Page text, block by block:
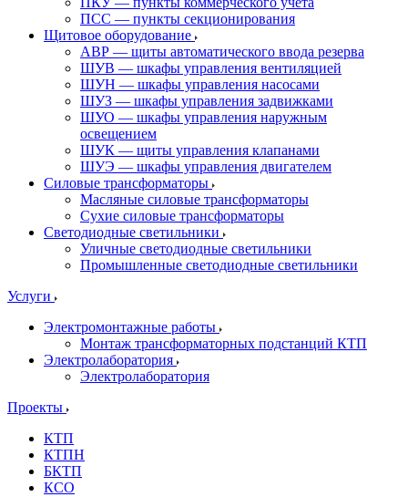
ПСС — пункты секционирования
Щитовое оборудование
АВР — щиты автоматического ввода резерва
ШУВ — шкафы управления вентиляцией
ШУН — шкафы управления насосами
ШУЗ — шкафы управления задвижками
ШУО — шкафы управления наружным
освещением
ШУК — щиты управления клапанами
ШУЭ — шкафы управления двигателем
Силовые трансформаторы
Масляные силовые трансформаторы
Сухие силовые трансформаторы
Светодиодные светильники
Уличные светодиодные светильники
Промышленные светодиодные светильники
Услуги
Электромонтажные работы
Монтаж трансформаторных подстанций КТП
Электролаборатория
Электролаборатория
Проекты
КТП
КТПН
БКТП
КСО